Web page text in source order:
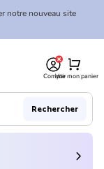
notre nouveau site
CompteVoir mon panier
shopping_cart
Rechercher
chevron_right